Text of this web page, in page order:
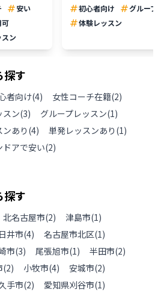
安い
可
スン
初心者向け
グループ
体験レッスン
探す
者向け(4) 女性コーチ在籍(2)
スン(3) グループレッスン(1)
あり (4) 単発レッスンあり (1)
ドアで安い(2)
探す
北名古屋市(2) 津島市(1)
井市(4) 名古屋市北区(1)
市(3) 尾張旭市(1) 半田市(2)
(2) 小牧市(4) 安城市(2)
手市(2) 愛知県刈谷市(1)